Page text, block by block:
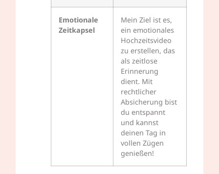
Emotionale
Zeitkapsel
Mein Ziel ist es,
ein emotionales
Hochzeitsvideo
zu erstellen, das
als zeitlose
Erinnerung
dient. Mit
rechtlicher
Absicherung bist
du entspannt
und kannst
deinen Tag in
vollen Zügen
genießen!